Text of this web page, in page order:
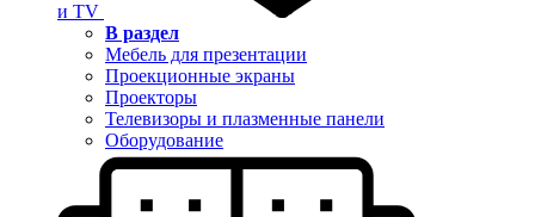
и TV
В раздел
Мебель для презентации
Проекционные экраны
Проекторы
Телевизоры и плазменные панели
Оборудование